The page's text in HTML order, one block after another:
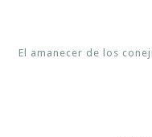
El amanecer de los